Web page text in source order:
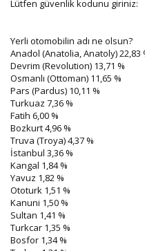
Lütfen güvenlik kodunu giriniz:
Yerli otomobilin adı ne olsun?
Anadol (Anatolia, Anatoly) 22,83
Devrim (Revolution) 13,71 %
Osmanlı (Ottoman) 11,65 %
Pars (Pardus) 10,11 %
Turkuaz 7,36 %
Fatih 6,00 %
Bozkurt 4,96 %
Truva (Troya) 4,37 %
İstanbul 3,36 %
Kangal 1,84 %
Yavuz 1,82 %
Ototurk 1,51 %
Kanuni 1,50 %
Sultan 1,41 %
Turkcar 1,35 %
Bosfor 1,34 %